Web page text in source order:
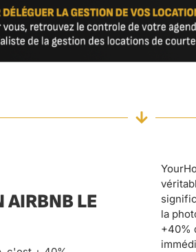
AIRBNB LE
la
+40%